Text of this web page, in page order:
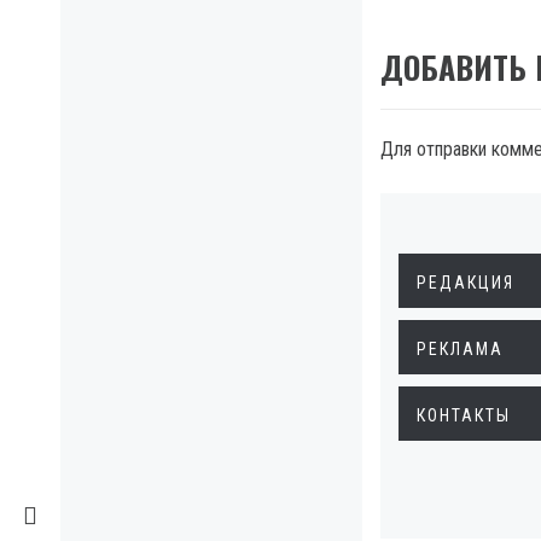
ДОБАВИТЬ
Для отправки
РЕДАКЦИЯ
РЕКЛАМА
КОНТАКТЫ